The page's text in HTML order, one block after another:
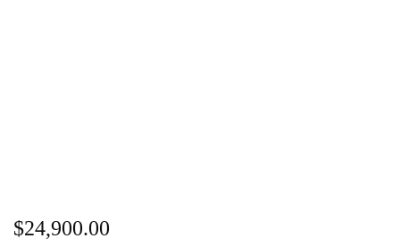
$24,900.00